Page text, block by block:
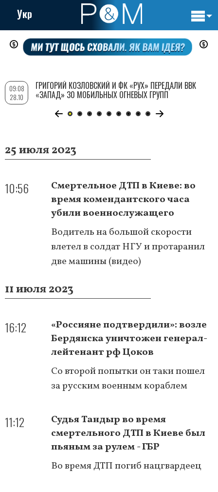
Перейти
содержанию
Укр
25 июля 2023
10:56
Смертельное ДТП в Киеве: во
время комендантского часа
убили военнослужащего
Водитель на большой скорости
влетел в солдат НГУ и протаранил
две машины (видео)
11 июля 2023
16:12
«Россияне подтвердили»: возле
Бердянска уничтожен генерал-
лейтенант рф Цоков
Со второй попытки он таки пошел
за русским военным кораблем
11:12
Судья Тандыр во время
смертельного ДТП в Киеве был
пьяным за рулем - ГБР
Во время ДТП погиб нацгвардеец
09:08
28.10
ГРИГОРИЙ КОЗЛОВСКИЙ И ФК «РУХ» ПЕРЕДАЛИ ВВК
«ЗАПАД» 30 МОБИЛЬНЫХ ОГНЕВЫХ ГРУПП